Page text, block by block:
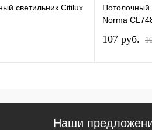
светильник Citilux
Потолочный
Norma
107 pуб.
Наши